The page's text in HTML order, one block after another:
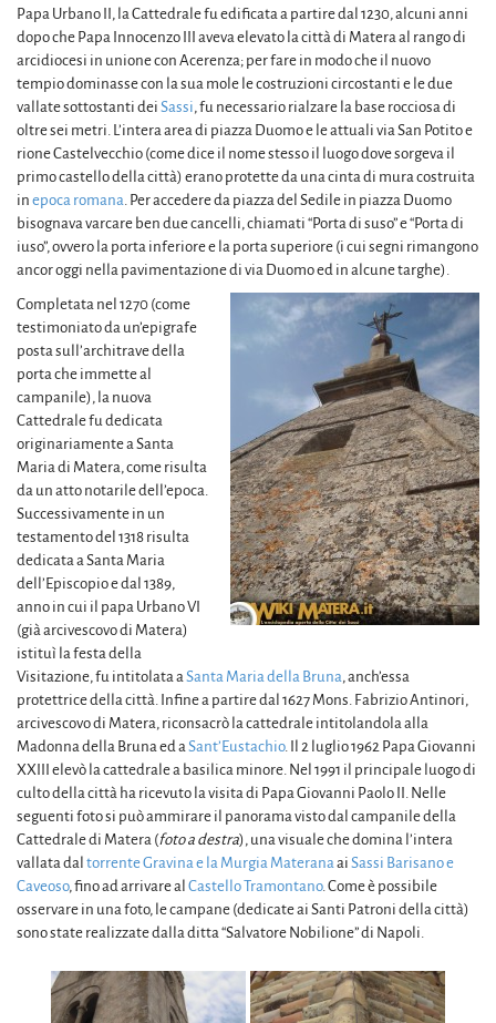
Papa Urbano II, la Cattedrale fu edificata a partire dal 1230, alcuni anni
dopo che Papa Innocenzo III aveva elevato la città di Matera al rango di
arcidiocesi in unione con Acerenza; per fare in modo che il nuovo
tempio dominasse con la sua mole le costruzioni circostanti e le due
vallate sottostanti dei Sassi, fu necessario rialzare la base rocciosa di
oltre sei metri. L’intera area di piazza Duomo e le attuali via San Potito e
rione Castelvecchio (come dice il nome stesso il luogo dove sorgeva il
primo castello della città) erano protette da una cinta di mura costruita
in epoca romana . Per accedere da piazza del Sedile in piazza Duomo
bisognava varcare ben due cancelli, chiamati “Porta di suso” e “Porta di
iuso”, ovvero la porta inferiore e la porta superiore (i cui segni rimangono
ancor oggi nella pavimentazione di via Duomo ed in alcune targhe).
Completata nel 1270 (come
testimoniato da un’epigrafe
posta sull’architrave della
porta che immette al
campanile), la nuova
Cattedrale fu dedicata
originariamente a Santa
Maria di Matera, come risulta
da un atto notarile dell’epoca.
Successivamente in un
testamento del 1318 risulta
dedicata a Santa Maria
dell’Episcopio e dal 1389,
anno in cui il papa Urbano VI
(già arcivescovo di Matera)
istituì la festa della
Visitazione, fu intitolata a Santa Maria della Bruna, anch’essa
protettrice della città. Infine a partire dal 1627 Mons. Fabrizio Antinori,
arcivescovo di Matera, riconsacrò la cattedrale intitolandola alla
Madonna della Bruna ed a Sant’Eustachio. Il 2 luglio 1962 Papa Giovanni
XXIII elevò la cattedrale a basilica minore. Nel 1991 il principale luogo di
culto della città ha ricevuto la visita di Papa Giovanni Paolo II. Nelle
seguenti foto si può ammirare il panorama visto dal campanile della
Cattedrale di Matera (foto a destra), una visuale che domina l’intera
vallata dal torrente Gravina e la Murgia Materana ai Sassi Barisano e
Caveoso, fino ad arrivare al Castello Tramontano. Come è possibile
osservare in una foto, le campane (dedicate ai Santi Patroni della città)
sono state realizzate dalla ditta “Salvatore Nobilione” di Napoli.